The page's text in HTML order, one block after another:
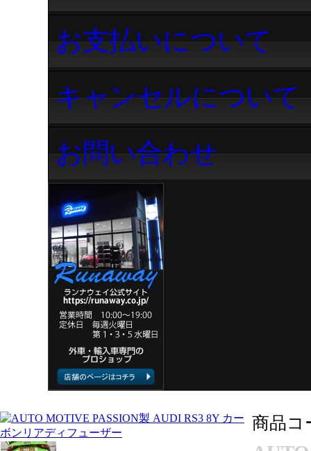
お支払いについて
キャンセルについて
お問い合わせ
商品